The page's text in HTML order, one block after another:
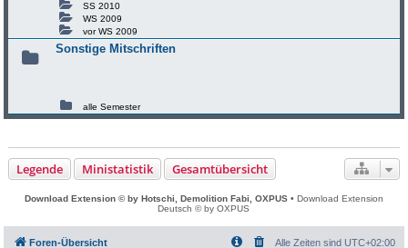
SS 2010
WS 2009
vor WS 2009
Sonstige Mitschriften
alle Semester
Legende Ministatistik Gesamtübersicht
Download Extension © by Hotschi, Demolition Fabi, OXPUS• Download Extension
Deutsch © by OXPUS
Foren-Übersicht Alle Zeiten sind UTC+02:00